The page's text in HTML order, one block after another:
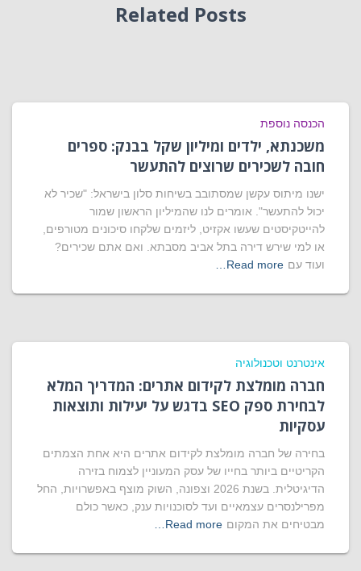
Related Posts
הכנסה נוספת
משכנתא, ילדים ומיליון שקל בבנק: ספרים
חובה לשכירים שרוצים להתעשר
ישנו מיתוס עקשן שמסתובב בשיחות סלון בישראל: "שכיר לא
יכול להתעשר". אומרים לנו שהמיליון הראשון שמור
להייטקיסטים שעשו אקזיט, ליזמים שלקחו סיכונים מטורפים,
או למי שירש דירה בתל אביב מסבתא. ואם אתם שכירים?
ועוד עם Read more…
אינטרנט וטכנולוגיה
חברה מומלצת לקידום אתרים: המדריך המלא
לבחירת ספק SEO בדגש על יעילות ותוצאות
עסקיות
בחירה של חברה מומלצת לקידום אתרים היא אחת הצמתים
הקריטיים ביותר בחייו של עסק המעוניין לצמוח בזירה
הדיגיטלית. בשנת 2026 וצפונה, השוק מוצף באפשרויות, החל
מפרילנסרים עצמאיים ועד לסוכנויות ענק, כאשר כולם
מבטיחים את המקום Read more…